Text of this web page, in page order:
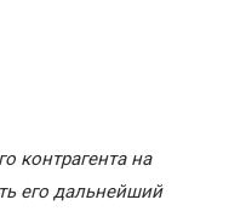
контрагента на
его дальнейший